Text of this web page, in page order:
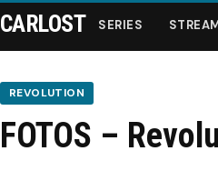
Series
CARLOST SERIES
REVOLUTION
FOTOS –